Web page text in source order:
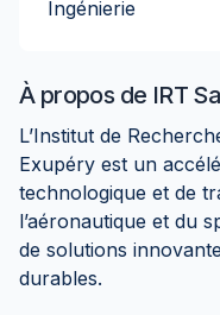
À propos de IRT
L’Institut de
Exupéry est un
technologique et de
l’aéronautique et du
de solutions
durables.
Ingénierie